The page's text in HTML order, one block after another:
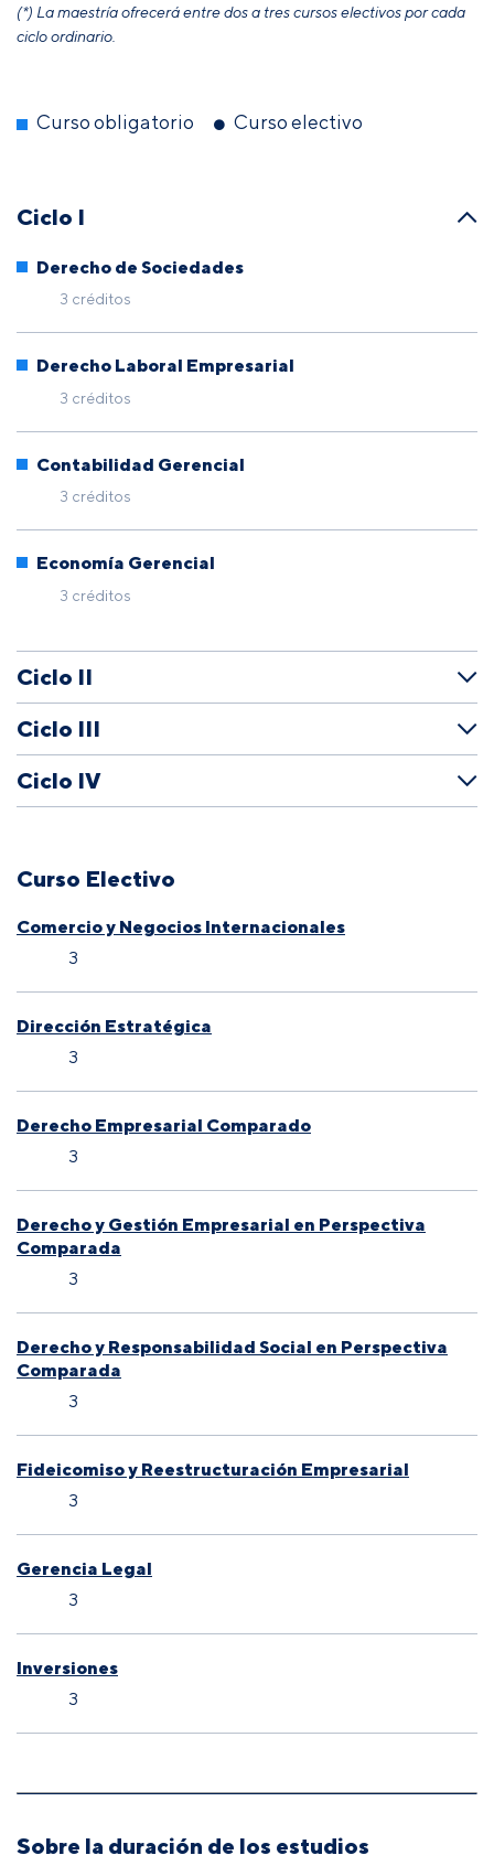
(*) La maestría ofrecerá entre dos a tres cursos electivos por cada
ciclo ordinario.
Curso obligatorio Curso electivo
Ciclo I
Derecho de Sociedades
3 créditos
Derecho Laboral Empresarial
3 créditos
Contabilidad Gerencial
3 créditos
Economía Gerencial
3 créditos
Ciclo II
Ciclo III
Ciclo IV
Curso Electivo
Comercio y Negocios Internacionales
3
Dirección Estratégica
3
Derecho Empresarial Comparado
3
Derecho y Gestión Empresarial en Perspectiva
Comparada
3
Derecho y Responsabilidad Social en Perspectiva
Comparada
3
Fideicomiso y Reestructuración Empresarial
3
Gerencia Legal
3
Inversiones
3
Sobre la duración de los estudios